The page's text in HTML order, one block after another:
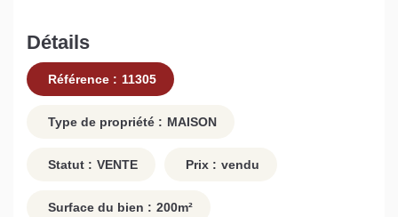
Détails
Référence : 11305
Type de propriété : MAISON
Statut : VENTE Prix : vendu
Surface du bien : 200m²